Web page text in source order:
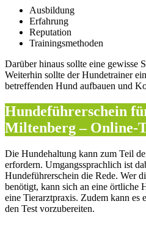
Ausbildung
Erfahrung
Reputation
Trainingsmethoden
Darüber hinaus sollte eine gewisse
Weiterhin sollte der Hundetrainer
betreffenden Hund aufbauen und
Hundeführerschein
Miltenberg – Online-
Die Hundehaltung kann zum Teil
erfordern. Umgangssprachlich ist
Hundeführerschein die Rede. Wer
benötigt, kann sich an eine örtliche
eine Tierarztpraxis. Zudem kann es
den Test vorzubereiten.